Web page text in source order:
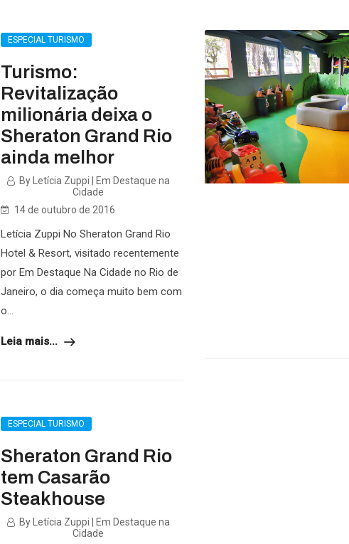
ESPECIAL TURISMO
Turismo:
Revitalização
milionária deixa o
Sheraton Grand Rio
ainda melhor
By Letícia Zuppi | Em Destaque na
Cidade
14 de outubro de 2016
Letícia Zuppi No Sheraton Grand Rio
Hotel & Resort, visitado recentemente
por Em Destaque Na Cidade no Rio de
Janeiro, o dia começa muito bem com
o...
Leia mais...
ESPECIAL TURISMO
Sheraton Grand Rio
tem Casarão
Steakhouse
By Letícia Zuppi | Em Destaque na
Cidade